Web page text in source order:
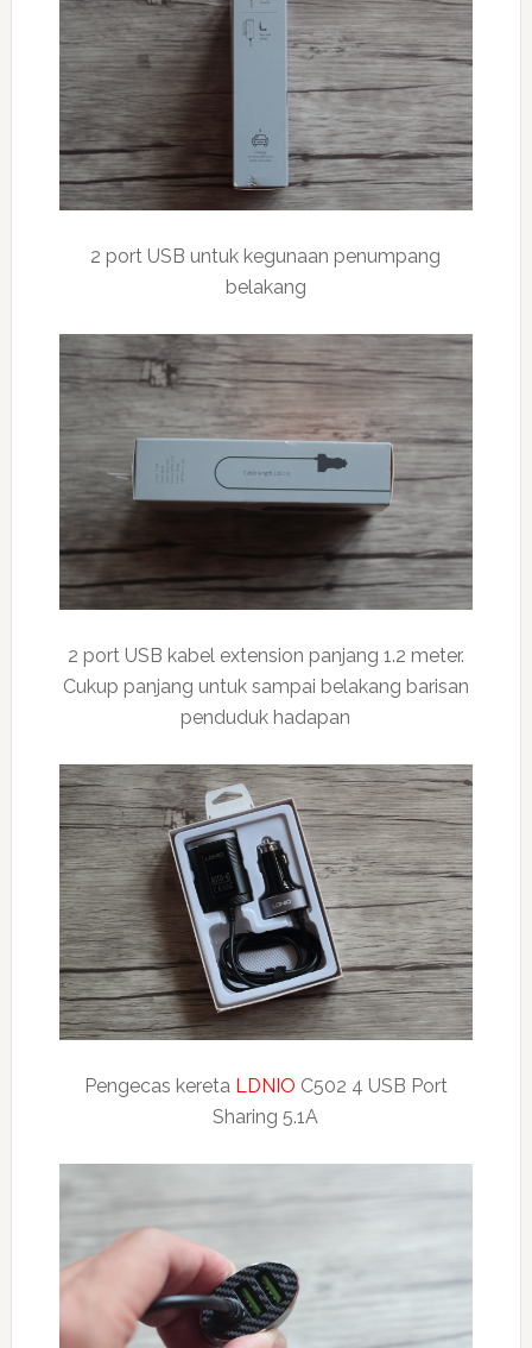
2 port USB untuk kegunaan penumpang
belakang
2 port USB kabel extension panjang 1.2 meter.
Cukup panjang untuk sampai belakang barisan
penduduk hadapan
Pengecas kereta LDNIO C502 4 USB Port
Sharing 5.1A